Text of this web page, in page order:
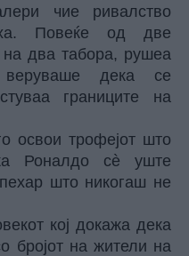
чие ривалство
Повеќе од две
на два табора, рушеа
дека се
границите на
освои трофејот што
Роналдо сè уште
што никогаш не
кој докажа дека
бројот на жители на